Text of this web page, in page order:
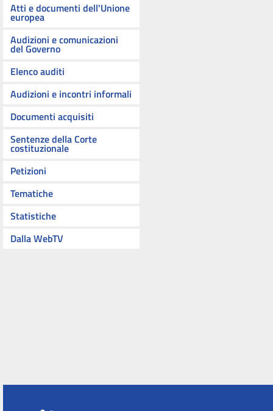
Atti e documenti dell'Unione
europea
Audizioni e comunicazioni
del Governo
Elenco auditi
Audizioni e incontri informali
Documenti acquisiti
Sentenze della Corte
costituzionale
Petizioni
Tematiche
Statistiche
Dalla WebTV